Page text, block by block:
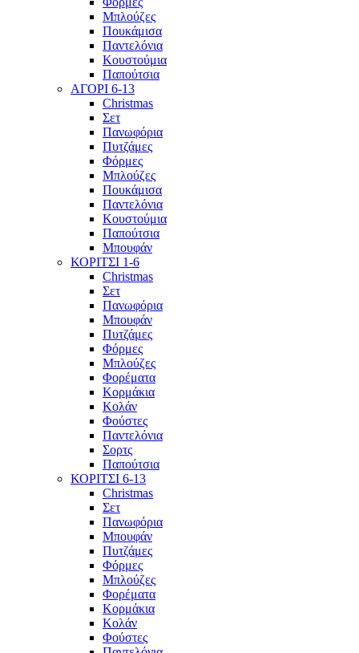
Μπλούζες
Πουκάμισα
Παντελόνια
Κουστούμια
Παπούτσια
ΑΓΟΡΙ 6-13
Christmas
Σετ
Πανωφόρια
Πυτζάμες
Φόρμες
Μπλούζες
Πουκάμισα
Παντελόνια
Κουστούμια
Παπούτσια
Μπουφάν
ΚΟΡΙΤΣΙ 1-6
Christmas
Σετ
Πανωφόρια
Μπουφάν
Πυτζάμες
Φόρμες
Μπλούζες
Φορέματα
Κορμάκια
Κολάν
Φούστες
Παντελόνια
Σορτς
Παπούτσια
ΚΟΡΙΤΣΙ 6-13
Christmas
Σετ
Πανωφόρια
Μπουφάν
Πυτζάμες
Φόρμες
Μπλούζες
Φορέματα
Κορμάκια
Κολάν
Φούστες